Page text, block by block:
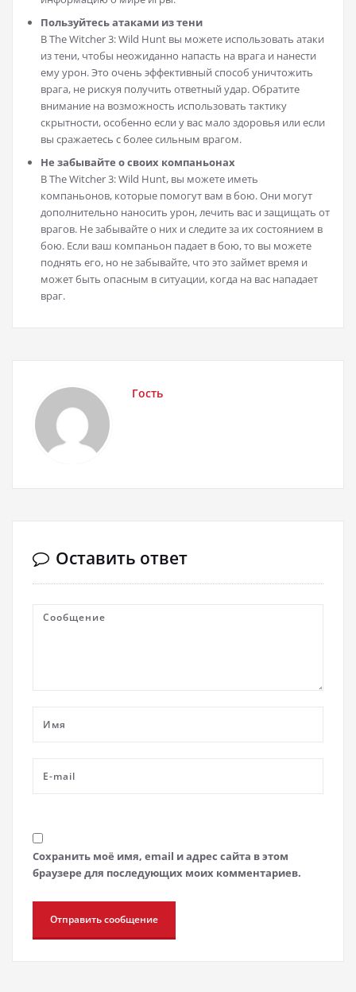
Пользуйтесь атаками из тени
В The Witcher 3: Wild Hunt вы можете использовать атаки
из тени, чтобы неожиданно напасть на врага и нанести
ему урон. Это очень эффективный способ уничтожить
врага, не рискуя получить ответный удар. Обратите
внимание на возможность использовать тактику
скрытности, особенно если у вас мало здоровья или если
вы сражаетесь с более сильным врагом.
Не забывайте о своих компаньонах
В The Witcher 3: Wild Hunt, вы можете иметь
компаньонов, которые помогут вам в бою. Они могут
дополнительно наносить урон, лечить вас и защищать от
врагов. Не забывайте о них и следите за их состоянием в
бою. Если ваш компаньон падает в бою, то вы можете
поднять его, но не забывайте, что это займет время и
может быть опасным в ситуации, когда на вас нападает
враг.
Гость
Оставить ответ
Сохранить моё имя, email и адрес сайта в этом
браузере для последующих моих комментариев.